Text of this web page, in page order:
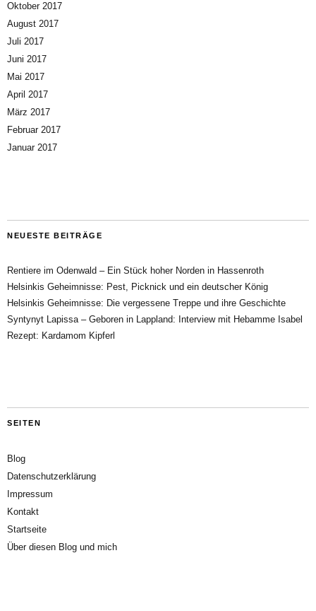
Oktober 2017
August 2017
Juli 2017
Juni 2017
Mai 2017
April 2017
März 2017
Februar 2017
Januar 2017
NEUESTE BEITRÄGE
Rentiere im Odenwald – Ein Stück hoher Norden in Hassenroth
Helsinkis Geheimnisse: Pest, Picknick und ein deutscher König
Helsinkis Geheimnisse: Die vergessene Treppe und ihre Geschichte
Syntynyt Lapissa – Geboren in Lappland: Interview mit Hebamme Isabel
Rezept: Kardamom Kipferl
SEITEN
Blog
Datenschutzerklärung
Impressum
Kontakt
Startseite
Über diesen Blog und mich